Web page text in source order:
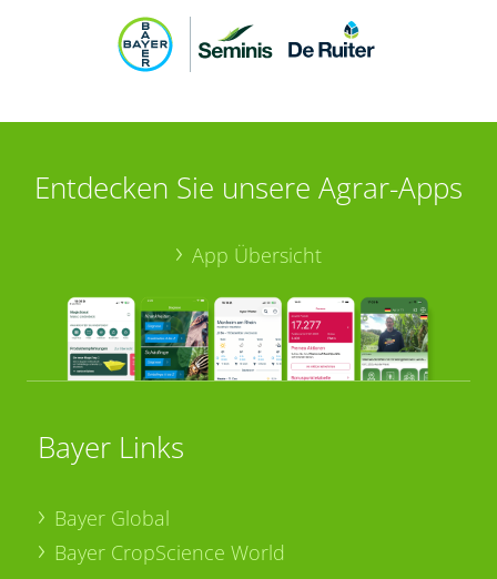
Entdecken Sie unsere Agrar-Apps
App Übersicht
Bayer Links
Bayer Global
Bayer CropScience World